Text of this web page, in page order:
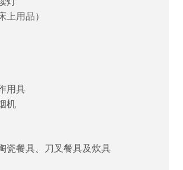
上用品）
用具
机
瓷餐具、刀叉餐具及炊具